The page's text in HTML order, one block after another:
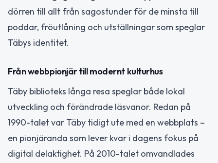
dörren till allt från sagostunder för de minsta till
poddar, fröutlåning och utställningar som speglar
Täbys identitet.
Från webbpionjär till modernt kulturhus
Täby biblioteks långa resa speglar både lokal
utveckling och förändrade läsvanor. Redan på
1990-talet var Täby tidigt ute med en webbplats –
en pionjäranda som lever kvar i dagens fokus på
digital delaktighet. På 2010-talet omvandlades